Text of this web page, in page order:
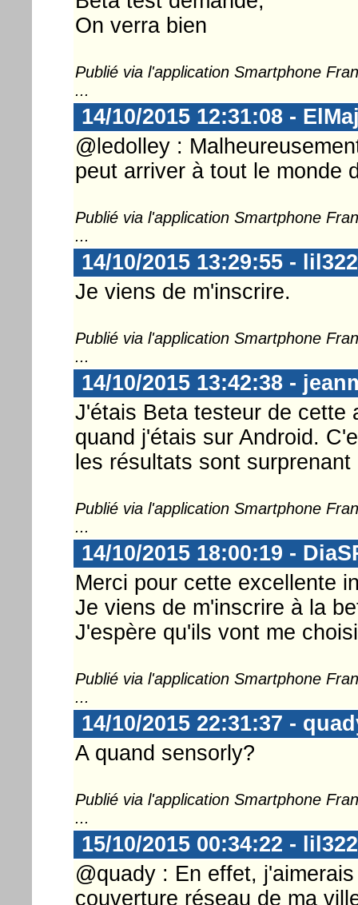
On verra bien
Publié via l'application Smartphone
...
14/10/2015 12:31:08 -
@ledolley :
peut arriver à tout le monde
Publié via l'application Smartphone
...
14/10/2015 13:29:55 - lil322
Je viens de m'inscrire.
Publié via l'application Smartphone
...
14/10/2015 13:42:38 -
J'étais Beta testeur de cette
quand j'étais sur Android.
les résultats sont
Publié via l'application Smartphone
...
14/10/2015 18:00:19 -
Merci pour cette excellente
Je viens de m'inscrire à la
J'espère qu'ils vont me
Publié via l'application Smartphone
...
14/10/2015 22:31:37 -
A quand sensorly?
Publié via l'application Smartphone
...
15/10/2015 00:34:22 - lil322
@quady : En effet,
couverture réseau de ma